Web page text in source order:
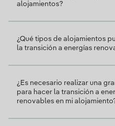
alojamientos?
¿Qué tipos de alojamientos
la transición a energías
¿Es necesario realizar una
para hacer la transición a
renovables en mi